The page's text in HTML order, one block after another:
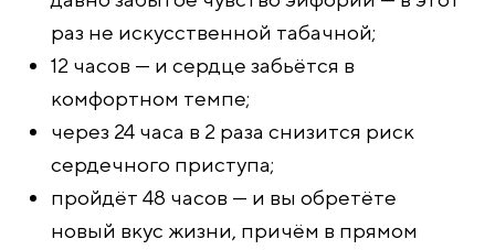
раз не искусственной табачной;
12 часов — и сердце забьётся в
комфортном темпе;
через 24 часа в 2 раза снизится риск
сердечного приступа;
пройдёт 48 часов — и вы обретёте
новый вкус жизни, причём в прямом